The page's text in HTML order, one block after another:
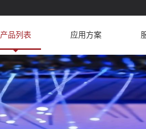
产品列表 应用方案